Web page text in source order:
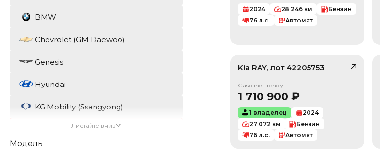
BMW
Chevrolet (GM Daewoo)
Genesis
Hyundai
KG Mobility (Ssangyong)
Листайте вниз
Модель
2024 28 246 км
Бензин
76 л.с. Автомат
Kia RAY, лот 42205753
Gasoline Trendy
1 710 900 ₽
1 владелец
2024
27 072 км
Бензин
76 л.с. Автомат